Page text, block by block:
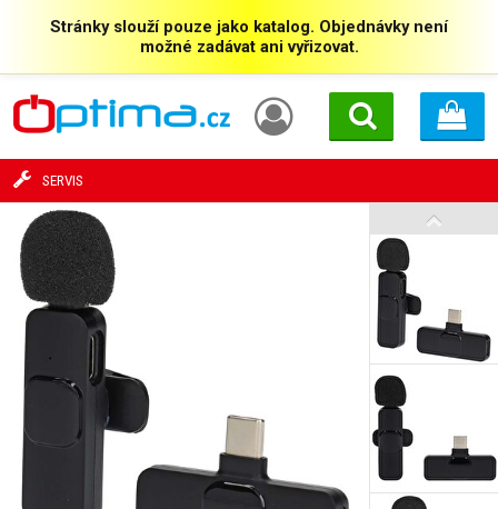
Stránky slouží pouze jako katalog. Objednávky není
možné zadávat ani vyřizovat.
SERVIS